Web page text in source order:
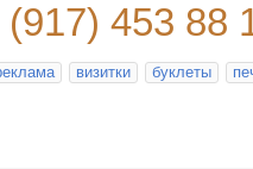
(917) 453 88
визитки буклеты